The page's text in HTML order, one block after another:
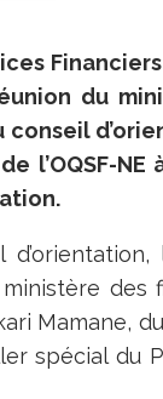
Financiers
du
l’OQSF-
des
Mamane,
spécial du